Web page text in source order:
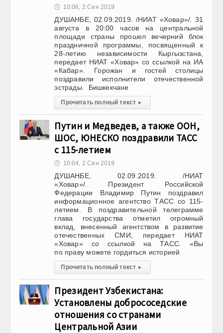
🕔 10:06, 2.Сен 2019
ДУШАНБЕ, 02.09.2019. /НИАТ «Ховар»/. 31
августа в 20:00 часов на центральной
площади страны прошел вечерний блок
праздничной программы, посвященный к
28-летию независимости Кыргызстана,
передает НИАТ «Ховар» со ссылкой на ИА
«Кабар». Горожан и гостей столицы
поздравили исполнители отечественной
эстрады. Бишкекчане
Прочитать полный текст ▸
Путин и Медведев, а также ООН,
ШОС, ЮНЕСКО поздравили ТАСС
с 115-летием
🕔 10:04, 2.Сен 2019
ДУШАНБЕ, 02.09.2019. /НИАТ
«Ховар»/. Президент Российской
Федерации Владимир Путин поздравил
информационное агентство ТАСС со 115-
летием. В поздравительной телеграмме
глава государства отметил огромный
вклад, внесенный агентством в развитие
отечественных СМИ, передает НИАТ
«Ховар» со ссылкой на ТАСС. «Вы
по праву можете гордиться историей
Прочитать полный текст ▸
Президент Узбекистана:
Установлены добрососедские
отношения со странами
Центральной Азии